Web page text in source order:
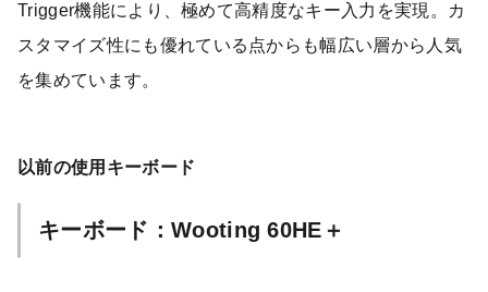
Trigger機能により、極めて高精度なキー入力を実現。カ
スタマイズ性にも優れている点からも幅広い層から人気
を集めています。
以前の使用キーボード
キーボード：Wooting 60HE＋